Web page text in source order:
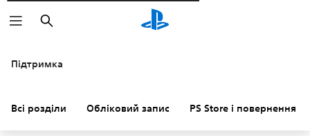
Пошук
Підтримка
Всі розділи Обліковий запис PS Store і повернення